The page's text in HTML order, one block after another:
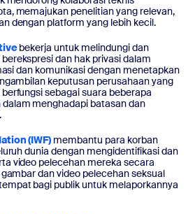
memajukan penelitian yang relevan,
dengan platform yang lebih kecil.
bekerja untuk melindungi dan
dan hak privasi dalam
dan komunikasi dengan menetapkan
keputusan perusahaan yang
sebagai suara beberapa
menghadapi batasan dan
(IWF) membantu para korban
dunia dengan mengidentifikasi dan
video pelecehan mereka secara
dan video pelecehan seksual
bagi publik untuk melaporkannya